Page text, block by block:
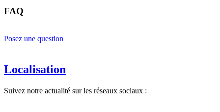
FAQ
Posez une question
Localisation
Suivez notre actualité sur les réseaux sociaux :